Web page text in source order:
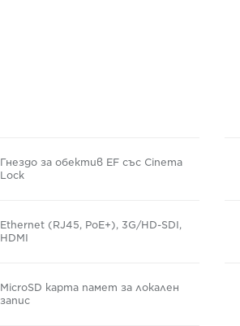
Гнездо за обектив EF със Cinema
Lock
Ethernet (RJ45, PoE+), 3G/HD-SDI,
HDMI
MicroSD карта памет за локален
запис